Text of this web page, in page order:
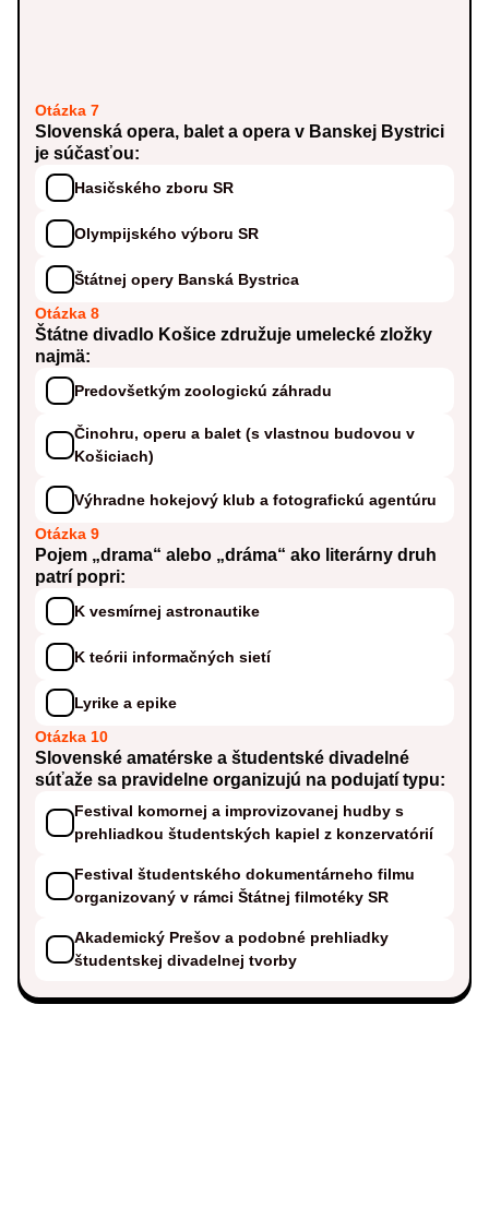
Otázka 7
Slovenská opera, balet a opera v Banskej Bystrici
je súčasťou:
Hasičského zboru SR
Olympijského výboru SR
Štátnej opery Banská Bystrica
Otázka 8
Štátne divadlo Košice združuje umelecké zložky
najmä:
Predovšetkým zoologickú záhradu
Činohru, operu a balet (s vlastnou budovou v
Košiciach)
Výhradne hokejový klub a fotografickú agentúru
Otázka 9
Pojem „drama“ alebo „dráma“ ako literárny druh
patrí popri:
K vesmírnej astronautike
K teórii informačných sietí
Lyrike a epike
Otázka 10
Slovenské amatérske a študentské divadelné
súťaže sa pravidelne organizujú na podujatí typu:
Festival komornej a improvizovanej hudby s
prehliadkou študentských kapiel z konzervatórií
Festival študentského dokumentárneho filmu
organizovaný v rámci Štátnej filmotéky SR
Akademický Prešov a podobné prehliadky
študentskej divadelnej tvorby